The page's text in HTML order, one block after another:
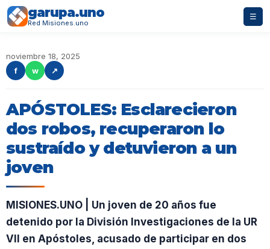
garupa.uno
Red Misiones.uno
☰
noviembre 18, 2025
f
w ↗
APÓSTOLES: Esclarecieron
dos robos, recuperaron lo
sustraído y detuvieron a un
joven
MISIONES.UNO | Un joven de 20 años fue
detenido por la División Investigaciones de la UR
VII en Apóstoles, acusado de participar en dos